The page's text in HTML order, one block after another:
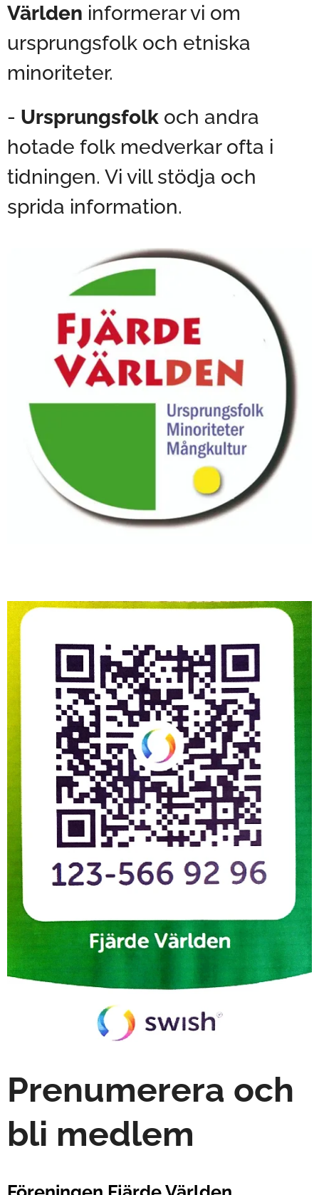
Världen informerar vi om
ursprungsfolk och etniska
minoriteter.
- Ursprungsfolk och andra
hotade folk medverkar ofta i
tidningen. Vi vill stödja och
sprida information.
Prenumerera och
bli medlem